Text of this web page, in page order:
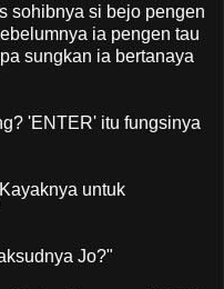
sohibnya si bejo pengen
ia pengen tau
sungkan ia bertanaya
'ENTER' itu fungsinya
untuk
Jo?"